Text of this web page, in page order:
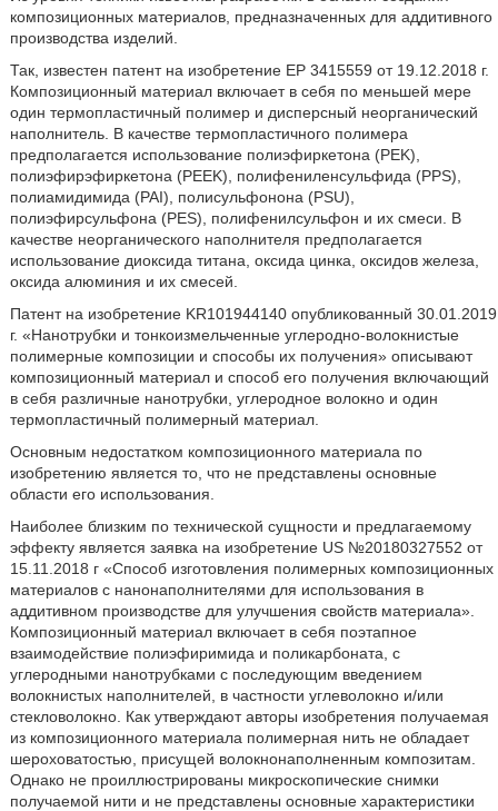
композиционных материалов, предназначенных для аддитивного
производства изделий.
Так, известен патент на изобретение ЕР 3415559 от 19.12.2018 г.
Композиционный материал включает в себя по меньшей мере
один термопластичный полимер и дисперсный неорганический
наполнитель. В качестве термопластичного полимера
предполагается использование полиэфиркетона (PEK),
полиэфирэфиркетона (PEEK), полифениленсульфида (PPS),
полиамидимида (PAI), полисульфонона (PSU),
полиэфирсульфона (PES), полифенилсульфон и их смеси. В
качестве неорганического наполнителя предполагается
использование диоксида титана, оксида цинка, оксидов железа,
оксида алюминия и их смесей.
Патент на изобретение KR101944140 опубликованный 30.01.2019
г. «Нанотрубки и тонкоизмельченные углеродно-волокнистые
полимерные композиции и способы их получения» описывают
композиционный материал и способ его получения включающий
в себя различные нанотрубки, углеродное волокно и один
термопластичный полимерный материал.
Основным недостатком композиционного материала по
изобретению является то, что не представлены основные
области его использования.
Наиболее близким по технической сущности и предлагаемому
эффекту является заявка на изобретение US №20180327552 от
15.11.2018 г «Способ изготовления полимерных композиционных
материалов с нанонаполнителями для использования в
аддитивном производстве для улучшения свойств материала».
Композиционный материал включает в себя поэтапное
взаимодействие полиэфиримида и поликарбоната, с
углеродными нанотрубками с последующим введением
волокнистых наполнителей, в частности углеволокно и/или
стекловолокно. Как утверждают авторы изобретения получаемая
из композиционного материала полимерная нить не обладает
шероховатостью, присущей волокнонаполненным композитам.
Однако не проиллюстрированы микроскопические снимки
получаемой нити и не представлены основные характеристики